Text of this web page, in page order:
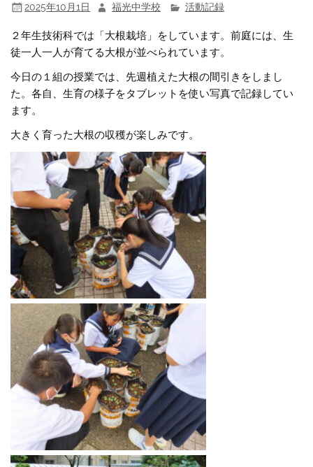
2025年10月1日 福光中学校 活動記録
２年生技術科では「大根栽培」をしています。前庭には、生
徒一人一人が育てる大根が並べられています。
今日の１組の授業では、先週植えた大根の間引きをしまし
た。各自、生育の様子をタブレットを使い写真で記録してい
ます。
大きく育った大根の収穫が楽しみです。